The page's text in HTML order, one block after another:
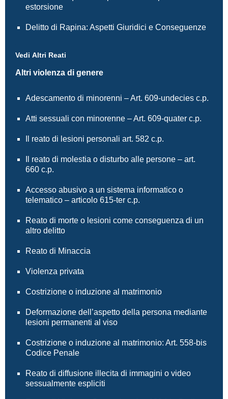
estorsione
Delitto di Rapina: Aspetti Giuridici e Conseguenze
Vedi Altri Reati
Altri violenza di genere
Adescamento di minorenni – Art. 609-undecies c.p.
Atti sessuali con minorenne – Art. 609-quater c.p.
Il reato di lesioni personali art. 582 c.p.
Il reato di molestia o disturbo alle persone – art.
660 c.p.
Accesso abusivo a un sistema informatico o
telematico – articolo 615-ter c.p.
Reato di morte o lesioni come conseguenza di un
altro delitto
Reato di Minaccia
Violenza privata
Costrizione o induzione al matrimonio
Deformazione dell’aspetto della persona mediante
lesioni permanenti al viso
Costrizione o induzione al matrimonio: Art. 558-bis
Codice Penale
Reato di diffusione illecita di immagini o video
sessualmente espliciti